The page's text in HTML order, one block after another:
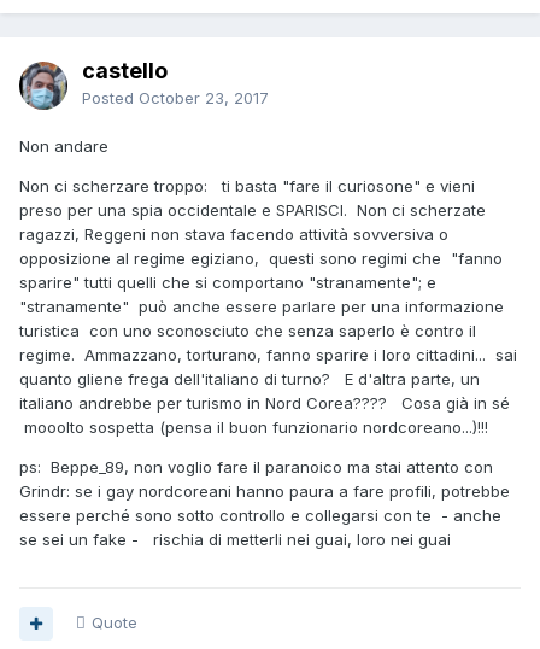
castello
Posted October 23, 2017
Non andare
Non ci scherzare troppo: ti basta "fare il curiosone" e vieni
preso per una spia occidentale e SPARISCI. Non ci scherzate
ragazzi, Reggeni non stava facendo attività sovversiva o
opposizione al regime egiziano, questi sono regimi che "fanno
sparire" tutti quelli che si comportano "stranamente"; e
"stranamente" può anche essere parlare per una informazione
turistica con uno sconosciuto che senza saperlo è contro il
regime. Ammazzano, torturano, fanno sparire i loro cittadini... sai
quanto gliene frega dell'italiano di turno? E d'altra parte, un
italiano andrebbe per turismo in Nord Corea???? Cosa già in sé
mooolto sospetta (pensa il buon funzionario nordcoreano...)!!!
ps: Beppe_89, non voglio fare il paranoico ma stai attento con
Grindr: se i gay nordcoreani hanno paura a fare profili, potrebbe
essere perché sono sotto controllo e collegarsi con te - anche
se sei un fake - rischia di metterli nei guai, loro nei guai
Quote